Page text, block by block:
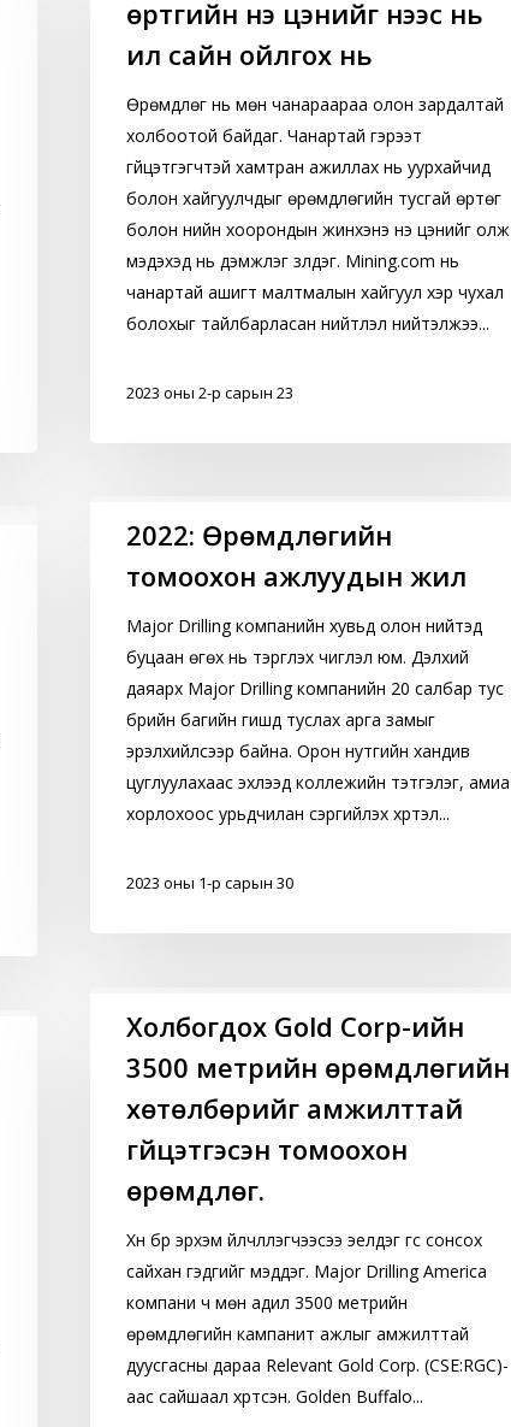
өртгийн
цэнийг
сайн
ойлгох
өртгийн үнэ цэнийг үнээс нь
илүү сайн ойлгох нь
Өрөмдлөг нь мөн чанараараа олон зардалтай
холбоотой байдаг. Чанартай гэрээт
гүйцэтгэгчтэй хамтран ажиллах нь уурхайчид
болон хайгуулчдыг өрөмдлөгийн тусгай өртөг
болон үнийн хоорондын жинхэнэ үнэ цэнийг олж
мэдэхэд нь дэмжлэг үзүүлдэг. Mining.com нь
чанартай ашигт малтмалын хайгуул хэр чухал
болохыг тайлбарласан нийтлэл нийтэлжээ...
2023 оны 2-р сарын 23
Өрөмдлөгийн
томоохон
2022: Өрөмдлөгийн
томоохон ажлуудын жил
Major Drilling компанийн хувьд олон нийтэд
буцаан өгөх нь тэргүүлэх чиглэл юм. Дэлхий
даяарх Major Drilling компанийн 20 салбар тус
бүрийн багийн гишүүд туслах арга замыг
эрэлхийлсээр байна. Орон нутгийн хандив
цуглуулахаас эхлээд коллежийн тэтгэлэг, амиа
хорлохоос урьдчилан сэргийлэх хүртэл...
2023 оны 1-р сарын 30
Corp-
3500
метрийн
өрөмдлөгийн
амжилттай
гүйцэтгэсэн
томоохон
өрөмдлөг.
Холбогдох Gold Corp-ийн
3500 метрийн өрөмдлөгийн
хөтөлбөрийг амжилттай
гүйцэтгэсэн томоохон
өрөмдлөг.
Хүн бүр эрхэм үйлчлүүлэгчээсээ эелдэг үгс сонсох
сайхан гэдгийг мэддэг. Major Drilling America
компани ч мөн адил 3500 метрийн
өрөмдлөгийн кампанит ажлыг амжилттай
дуусгасны дараа Relevant Gold Corp. (CSE:RGC)-
аас сайшаал хүртсэн. Golden Buffalo...